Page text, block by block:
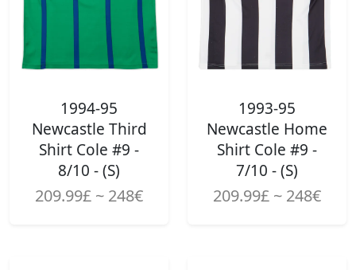
1994-95
Newcastle Third
Shirt Cole #9 -
8/10 - (S)
209.99£ ~ 248€
1993-95
Newcastle Home
Shirt Cole #9 -
7/10 - (S)
209.99£ ~ 248€